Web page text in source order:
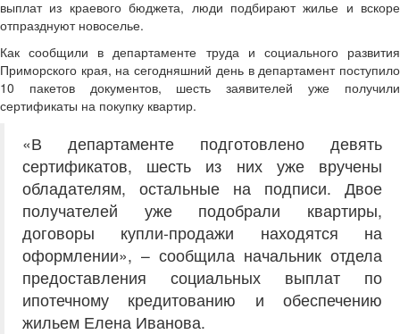
выплат из краевого бюджета, люди подбирают жилье и вскоре
отпразднуют новоселье.
Как сообщили в департаменте труда и социального развития
Приморского края, на сегодняшний день в департамент поступило
10 пакетов документов, шесть заявителей уже получили
сертификаты на покупку квартир.
«В департаменте подготовлено девять
сертификатов, шесть из них уже вручены
обладателям, остальные на подписи. Двое
получателей уже подобрали квартиры,
договоры купли-продажи находятся на
оформлении», – сообщила начальник отдела
предоставления социальных выплат по
ипотечному кредитованию и обеспечению
жильем Елена Иванова.